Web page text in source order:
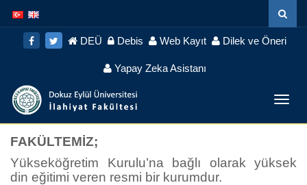
İçeriğe
atla
Navigasyona
atla
DEÜ
Debis Web Kayıt Dilek ve Öneri
Yapay Zeka Asistanı
FAKÜLTEMİZ;
Yükseköğretim Kurulu’na bağlı olarak yüksek
din eğitimi veren resmi bir kurumdur.